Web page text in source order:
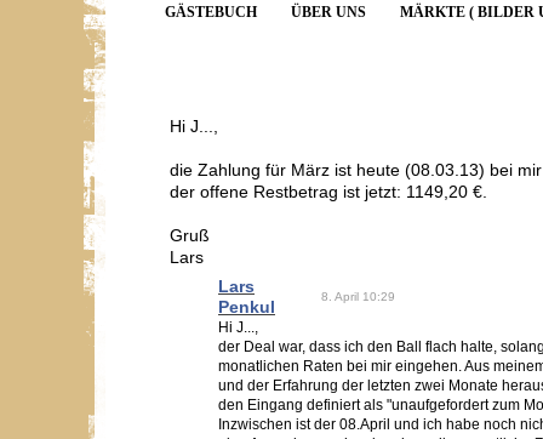
GÄSTEBUCH ÜBER UNS MÄRKTE ( BILDER
Hi J...,
die Zahlung für März ist heute (08.03.13) bei
der offene Restbetrag ist jetzt: 1149,20 €.
Gruß
Lars
Lars
Penkul
8. April 10:29
Hi J...,
der Deal war, dass ich den Ball flach halte,
monatlichen Raten bei mir eingehen. Aus
und der Erfahrung der letzten zwei Monate
den Eingang definiert als "unaufgefordert zum
Inzwischen ist der 08.April und ich habe noch